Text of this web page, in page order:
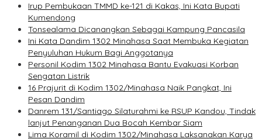
Irup Pembukaan TMMD ke-121 di Kakas, Ini Kata Bupati
Kumendong
Tonsealama Dicanangkan Sebagai Kampung Pancasila
Ini Kata Dandim 1302 Minahasa Saat Membuka Kegiatan
Penyuluhan Hukum Bagi Anggotanya
Personil Kodim 1302 Minahasa Bantu Evakuasi Korban
Sengatan Listrik
16 Prajurit di Kodim 1302/Minahasa Naik Pangkat, Ini
Pesan Dandim
Danrem 131/Santiago Silaturahmi ke RSUP Kandou, Tindak
lanjut Penanganan Dua Bocah Kembar Siam
Lima Koramil di Kodim 1302/Minahasa Laksanakan Karya